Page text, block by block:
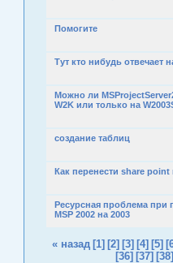
Помогите
Тут кто нибудь отвечает
Можно ли
W2K или только на
создание таблиц
Как перенести share point
Ресурсная проблема при
MSP 2002 на 2003
« назад [1] [2] [3] [4] [5]
[36] [37] [38]